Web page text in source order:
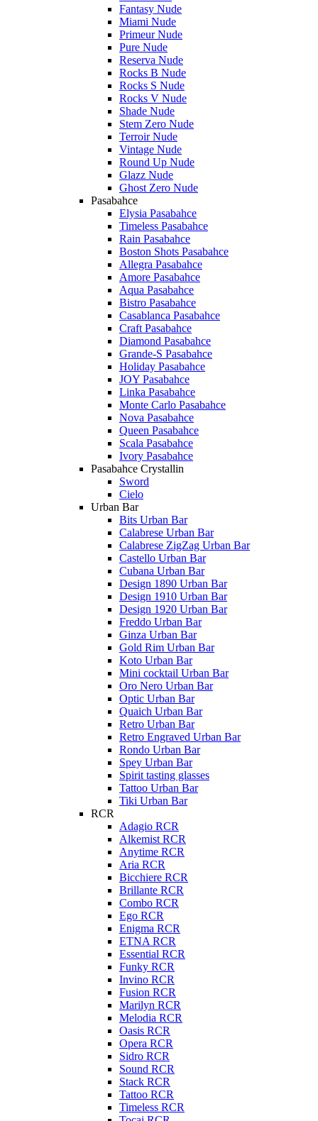
Fantasy Nude
Miami Nude
Primeur Nude
Pure Nude
Reserva Nude
Rocks B Nude
Rocks S Nude
Rocks V Nude
Shade Nude
Stem Zero Nude
Terroir Nude
Vintage Nude
Round Up Nude
Glazz Nude
Ghost Zero Nude
Pasabahce
Elysia Pasabahce
Timeless Pasabahce
Rain Pasabahce
Boston Shots Pasabahce
Allegra Pasabahce
Amore Pasabahce
Aqua Pasabahce
Bistro Pasabahce
Casablanca Pasabahce
Craft Pasabahce
Diamond Pasabahce
Grande-S Pasabahce
Holiday Pasabahce
JOY Pasabahce
Linka Pasabahce
Monte Carlo Pasabahce
Nova Pasabahce
Queen Pasabahce
Scala Pasabahce
Ivory Pasabahce
Pasabahce Crystallin
Sword
Cielo
Urban Bar
Bits Urban Bar
Calabrese Urban Bar
Calabrese ZigZag Urban Bar
Castello Urban Bar
Cubana Urban Bar
Design 1890 Urban Bar
Design 1910 Urban Bar
Design 1920 Urban Bar
Freddo Urban Bar
Ginza Urban Bar
Gold Rim Urban Bar
Koto Urban Bar
Mini cocktail Urban Bar
Oro Nero Urban Bar
Optic Urban Bar
Quaich Urban Bar
Retro Urban Bar
Retro Engraved Urban Bar
Rondo Urban Bar
Spey Urban Bar
Spirit tasting glasses
Tattoo Urban Bar
Tiki Urban Bar
RCR
Adagio RCR
Alkemist RCR
Anytime RCR
Aria RCR
Bicchiere RCR
Brillante RCR
Combo RCR
Ego RCR
Enigma RCR
ETNA RCR
Essential RCR
Funky RCR
Invino RCR
Fusion RCR
Marilyn RCR
Melodia RCR
Oasis RCR
Opera RCR
Sidro RCR
Sound RCR
Stack RCR
Tattoo RCR
Timeless RCR